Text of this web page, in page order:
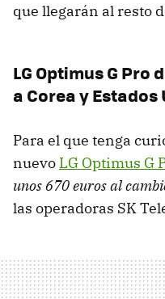
que llegarán al resto
LG Optimus G Pro
a Corea y Estados
Para el que tenga
nuevo LG Optimus G
unos 670 euros al
las operadoras SK